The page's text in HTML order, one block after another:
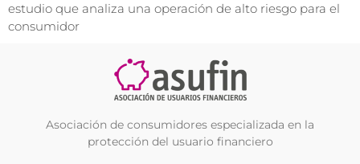
estudio que analiza una operación de alto riesgo para el
consumidor
Asociación de consumidores especializada en la
protección del usuario financiero